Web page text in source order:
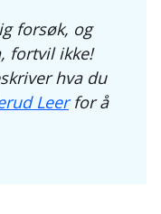
forsøk, og
fortvil ikke!
hva du
Leerfor å